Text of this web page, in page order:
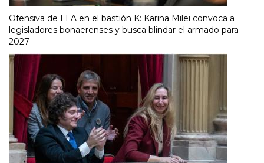
Ofensiva de LLA en el bastión K: Karina Milei convoca a
legisladores bonaerenses y busca blindar el armado para
2027